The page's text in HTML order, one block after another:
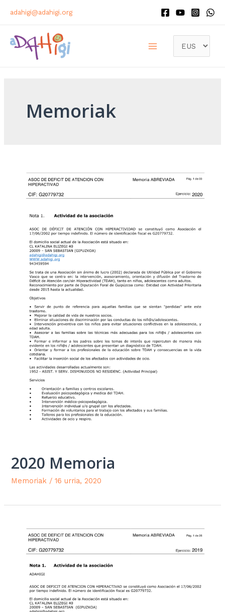
adahigi@adahigi.org
Memoriak
2020 Memoria
Memoriak /16 urria, 2020